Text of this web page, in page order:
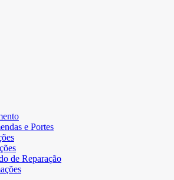
e Portes
de Reparação